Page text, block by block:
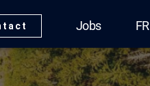
Jobs FR